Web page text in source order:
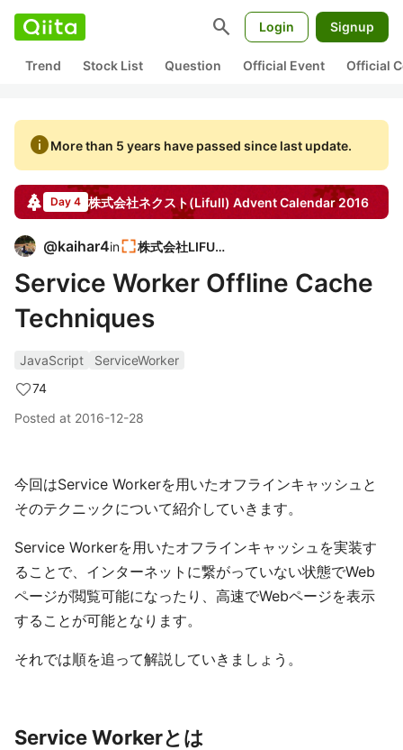
search Login Signup
Trend Stock List Question Official Event Official
infoMore than 5 years have passed since last update.
Day 4 株式会社ネクスト(Lifull) Advent Calendar2016
@kaihar4in 株式会社LIFULL
Service Worker Offline Cache
Techniques
JavaScript
ServiceWorker
74
Posted at 2016-12-28
今回はService Workerを用いたオフラインキャッシュと
そのテクニックについて紹介していきます。
Service Workerを用いたオフラインキャッシュを実装す
ることで、インターネットに繋がっていない状態でWeb
ページが閲覧可能になったり、高速でWebページを表示
することが可能となります。
それでは順を追って解説していきましょう。
Service Workerとは